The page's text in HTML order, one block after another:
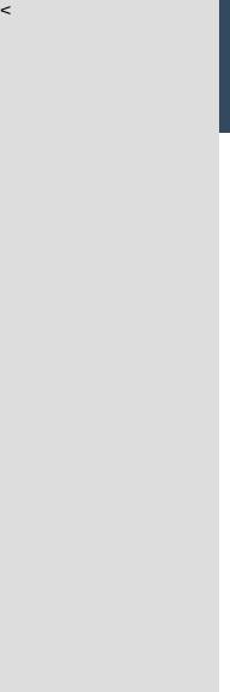
<